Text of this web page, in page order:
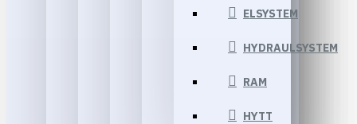
ELSYSTEM
HYDRAULSYSTEM
RAM
HYTT